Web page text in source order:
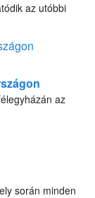
az utóbbi
az
során minden